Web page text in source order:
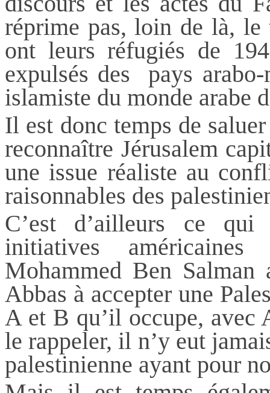
réprime pas, loin de là, le
ont leurs réfugiés de
expulsés des pays
islamiste du monde arabe
Il est donc temps de
reconnaître Jérusalem
une issue réaliste au
raisonnables des
C’est d’ailleurs ce
initiatives
Mohammed Ben
Abbas à accepter une
A et B qu’il occupe,
le rappeler, il n’y eut
palestinienne ayant pour